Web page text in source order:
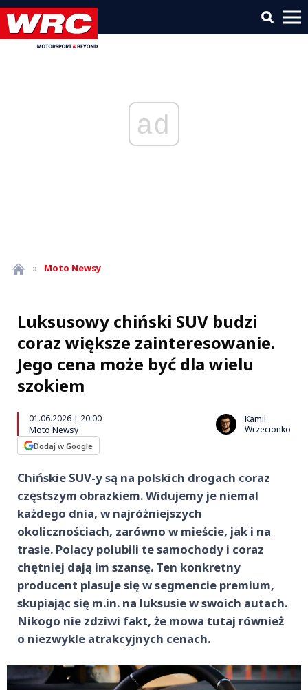
ad
» Moto Newsy
Luksusowy chiński SUV budzi
coraz większe zainteresowanie.
Jego cena może być dla wielu
szokiem
01.06.2026 | 20:00
Moto Newsy
Dodaj w Google
Kamil
Wrzecionko
Chińskie SUV-y są na polskich drogach coraz
częstszym obrazkiem. Widujemy je niemal
każdego dnia, w najróżniejszych
okolicznościach, zarówno w mieście, jak i na
trasie. Polacy polubili te samochody i coraz
chętniej dają im szansę. Ten konkretny
producent plasuje się w segmencie premium,
skupiając się m.in. na luksusie w swoich autach.
Nikogo nie zdziwi fakt, że mowa tutaj również
o niezwykle atrakcyjnych cenach.